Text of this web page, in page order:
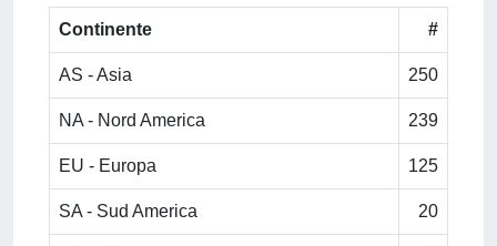
Continente #
AS - Asia 250
NA - Nord America 239
EU - Europa 125
SA - Sud America 20